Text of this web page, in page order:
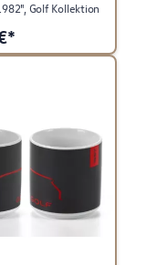
Golf Kollektion